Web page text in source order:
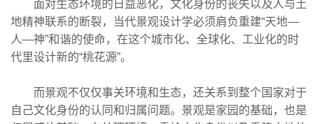
面对生态环境的日益恶化，文化身份的丧失以及人与土
地精神联系的断裂，当代景观设计学必须肩负重建“天地—
人—神”和谐的使命，在这个城市化、全球化、工业化的时
代里设计新的“桃花源”。
而景观不仅仅事关环境和生态，还关系到整个国家对于
自己文化身份的认同和归属问题。景观是家园的基础，也是